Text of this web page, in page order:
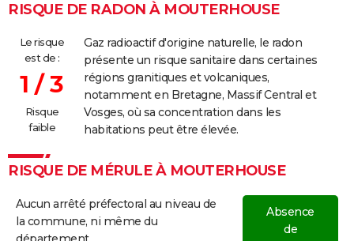
RISQUE DE RADON À MOUTERHOUSE
Le risque
est de :
1 / 3
Risque
faible
Gaz radioactif d'origine naturelle, le radon
présente un risque sanitaire dans certaines
régions granitiques et volcaniques,
notamment en Bretagne, Massif Central et
Vosges, où sa concentration dans les
habitations peut être élevée.
RISQUE DE MÉRULE À MOUTERHOUSE
Aucun arrêté préfectoral au niveau de
la commune, ni même du
Absence
de